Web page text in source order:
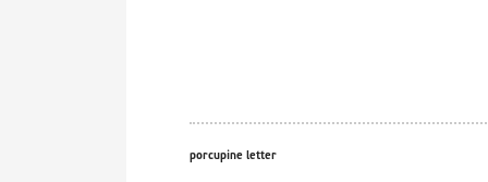
porcupine letter